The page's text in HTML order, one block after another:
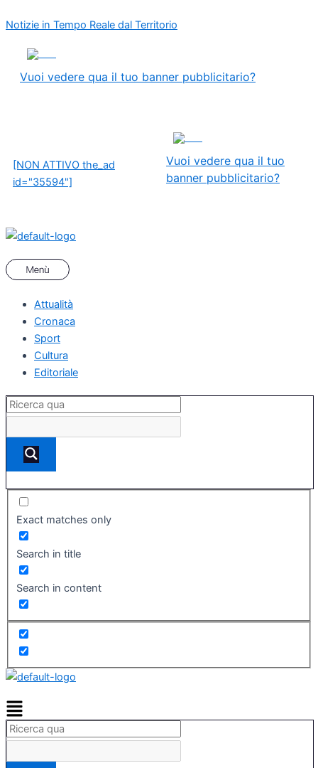
al
Notizie in Tempo Reale dal Territorio
Vuoi vedere qua il tuo banner pubblicitario?
[NON ATTIVO the_ad
id="35594"]
Vuoi vedere qua il tuo
banner pubblicitario?
Attualità
Cronaca
Sport
Cultura
Editoriale
Exact matches only
Search in title
Search in content
articoli